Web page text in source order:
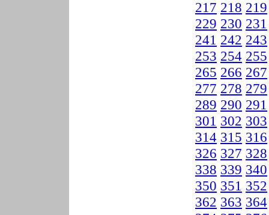
217 218 219
229 230 231
241 242 243
253 254 255
265 266 267
277 278 279
289 290 291
301 302 303
314 315 316
326 327 328
338 339 340
350 351 352
362 363 364